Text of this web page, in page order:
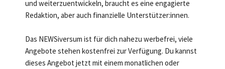
und weiterzuentwickeln, braucht es eine engagierte
Redaktion, aber auch finanzielle Unterstützer:innen.
Das NEWSiversum ist für dich nahezu werbefrei, viele
Angebote stehen kostenfrei zur Verfügung. Du kannst
dieses Angebot jetzt mit einem monatlichen oder